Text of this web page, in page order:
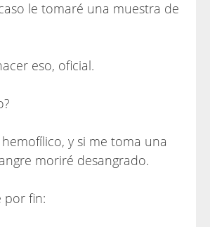
le tomaré una muestra de
eso, oficial.
y si me toma una
moriré desangrado.
por fin: